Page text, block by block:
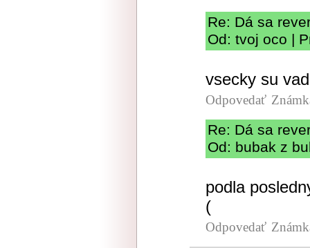
Re: Dá sa
Od: tvoj oco |
vsecky su
Odpovedať
Re: Dá sa
Od: bubak z
podla
(
Odpovedať